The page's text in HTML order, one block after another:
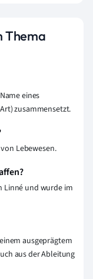
Thema
eines
zusammensetzt.
Lebewesen.
Linné und wurde im
ausgeprägtem
aus der Ableitung